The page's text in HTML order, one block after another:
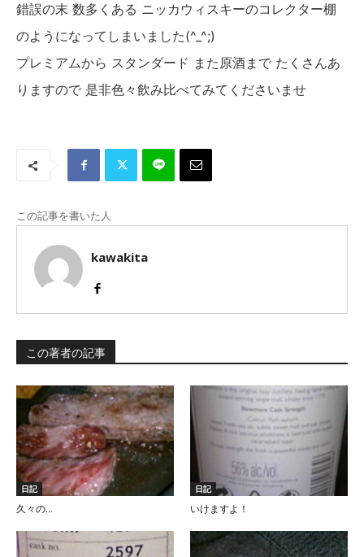
錯誤の末 数多くある ニッカウィスキーのコレクター棚
のようになってしまいました(^_^;)
プレミアムから スタンダード また原酒まで たくさんあ
りますので 是非色々飲み比べてみてくださいませ
この記事を書いた人
kawakita
この著者の記事
日記
久々の…
日記
いけますよ！